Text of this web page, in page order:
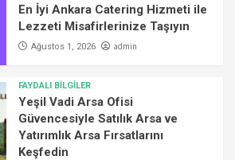
En İyi Ankara Catering Hizmeti ile
Lezzeti Misafirlerinize Taşıyın
Ağustos 1, 2026 admin
FAYDALI BİLGİLER
Yeşil Vadi Arsa Ofisi
Güvencesiyle Satılık Arsa ve
Yatırımlık Arsa Fırsatlarını
Keşfedin